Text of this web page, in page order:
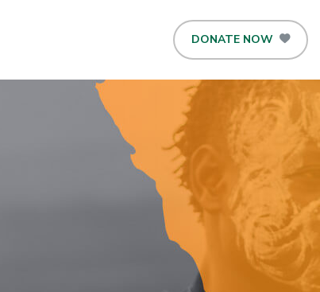
DONATE NOW